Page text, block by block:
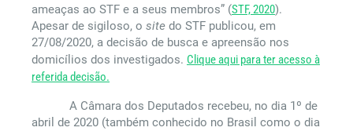
ameaças ao STF e a seus membros” (STF, 2020).
Apesar de sigiloso, o site do STF publicou, em
27/08/2020, a decisão de busca e apreensão nos
domicílios dos investigados. Clique aqui para ter acesso à
referida decisão.
A Câmara dos Deputados recebeu, no dia 1º de
abril de 2020 (também conhecido no Brasil como o dia